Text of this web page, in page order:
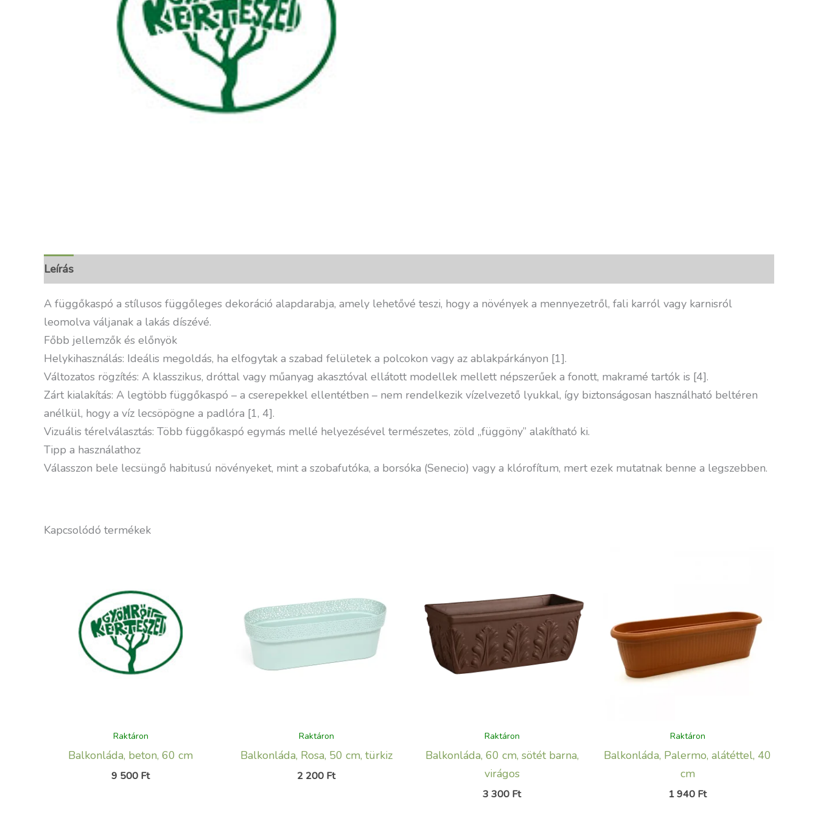
Leírás
A függőkaspó a stílusos függőleges dekoráció alapdarabja, amely lehetővé teszi, hogy a növények a mennyezetről, fali karról vagy karnisról
leomolva váljanak a lakás díszévé.
Főbb jellemzők és előnyök
Helykihasználás: Ideális megoldás, ha elfogytak a szabad felületek a polcokon vagy az ablakpárkányon [1].
Változatos rögzítés: A klasszikus, dróttal vagy műanyag akasztóval ellátott modellek mellett népszerűek a fonott, makramé tartók is [4].
Zárt kialakítás: A legtöbb függőkaspó – a cserepekkel ellentétben – nem rendelkezik vízelvezető lyukkal, így biztonságosan használható beltéren
anélkül, hogy a víz lecsöpögne a padlóra [1, 4].
Vizuális térelválasztás: Több függőkaspó egymás mellé helyezésével természetes, zöld „függöny” alakítható ki.
Tipp a használathoz
Válasszon bele lecsüngő habitusú növényeket, mint a szobafutóka, a borsóka (Senecio) vagy a klórofítum, mert ezek mutatnak benne a legszebben.
Kapcsolódó termékek
Raktáron
Balkonláda, beton, 60 cm
9 500 Ft
Raktáron
Balkonláda, Rosa, 50 cm, türkiz
2 200 Ft
Raktáron
Balkonláda, 60 cm, sötét barna,
virágos
3 300 Ft
Raktáron
Balkonláda, Palermo, alátéttel, 40
cm
1 940 Ft